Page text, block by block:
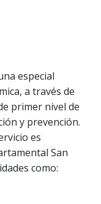
especial
a través de
primer nivel de
y prevención.
es
San
como: